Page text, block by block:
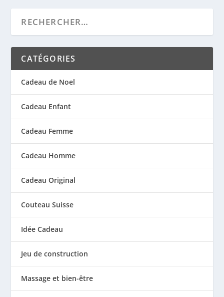
CATÉGORIES
Cadeau de Noel
Cadeau Enfant
Cadeau Femme
Cadeau Homme
Cadeau Original
Couteau Suisse
Idée Cadeau
Jeu de construction
Massage et bien-être